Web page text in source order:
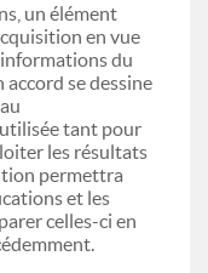
un élément
en vue
du
se dessine
tant pour
les résultats
permettra
et les
celles-ci en